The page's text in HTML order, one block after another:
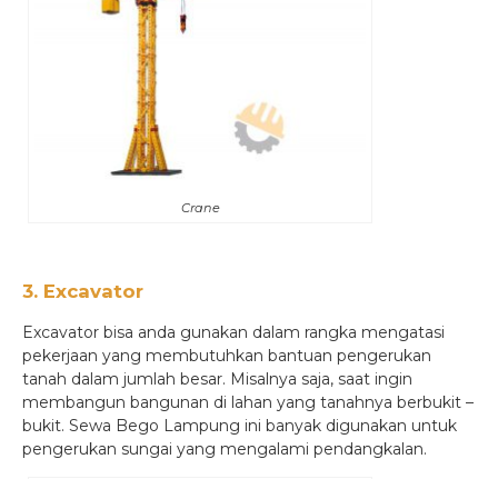
Crane
3. Excavator
Excavator bisa anda gunakan dalam rangka mengatasi
pekerjaan yang membutuhkan bantuan pengerukan
tanah dalam jumlah besar. Misalnya saja, saat ingin
membangun bangunan di lahan yang tanahnya berbukit –
bukit. Sewa Bego Lampung ini banyak digunakan untuk
pengerukan sungai yang mengalami pendangkalan.